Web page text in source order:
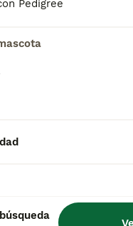
Pedigree
el bienestar de los
siempre es
es el carácter
es mejor, un
o un